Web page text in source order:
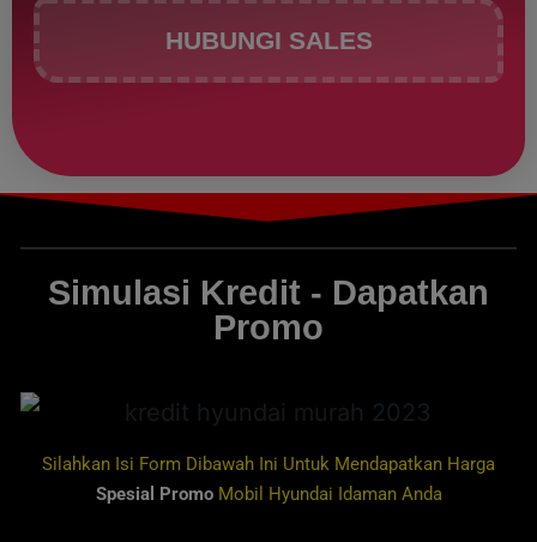
HUBUNGI SALES
Simulasi Kredit - Dapatkan
Promo
Silahkan Isi Form Dibawah Ini Untuk Mendapatkan Harga
Spesial PromoMobil Hyundai Idaman Anda